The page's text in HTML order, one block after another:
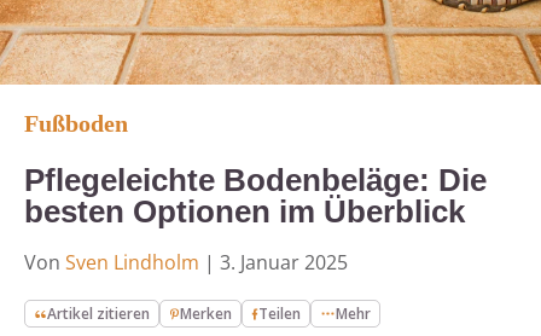
Fußboden
Pflegeleichte Bodenbeläge: Die
besten Optionen im Überblick
Von Sven Lindholm | 3. Januar 2025
Artikel zitieren Merken Teilen Mehr